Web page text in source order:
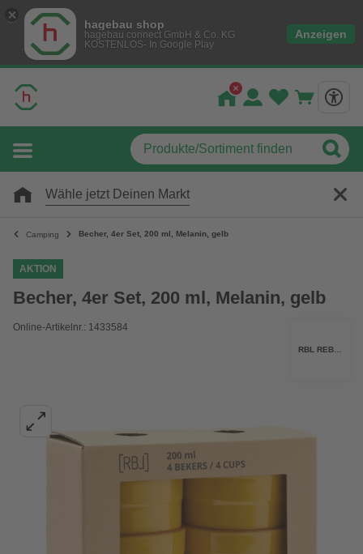
hagebau shop
hagebau connect GmbH & Co. KG
KOSTENLOS- In Google Play
Anzeigen
Wähle jetzt Deinen Markt
Camping Becher, 4er Set, 200 ml, Melanin, gelb
AKTION
Becher, 4er Set, 200 ml, Melanin, gelb
Online-Artikelnr.: 1433584